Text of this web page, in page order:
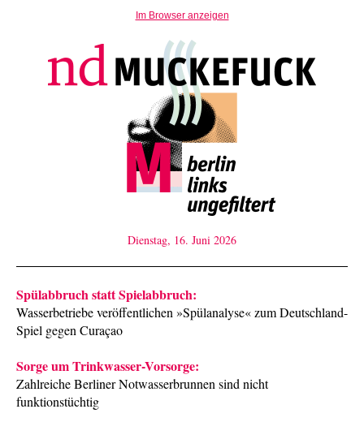
Im Browser anzeigen
Dienstag, 16. Juni 2026
Spülabbruch statt Spielabbruch:
Wasserbetriebe veröffentlichen »Spülanalyse«zum Deutschland-
Spiel gegen Curaçao
Sorge um Trinkwasser-Vorsorge:
Zahlreiche Berliner Notwasserbrunnen sind nicht
funktionstüchtig